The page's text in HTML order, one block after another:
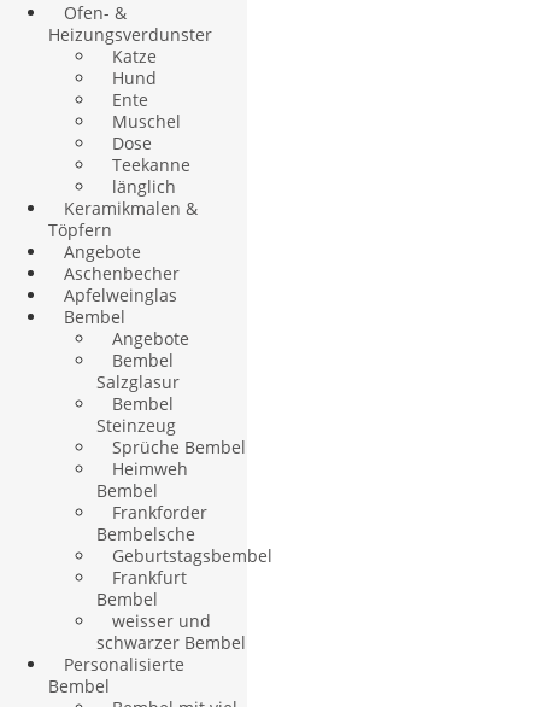
Ofen- &
Heizungsverdunster
Katze
Hund
Ente
Muschel
Dose
Teekanne
länglich
Keramikmalen &
Töpfern
Angebote
Aschenbecher
Apfelweinglas
Bembel
Angebote
Bembel
Salzglasur
Bembel
Steinzeug
Sprüche Bembel
Heimweh
Bembel
Frankforder
Bembelsche
Geburtstagsbembel
Frankfurt
Bembel
weisser und
schwarzer Bembel
Personalisierte
Bembel